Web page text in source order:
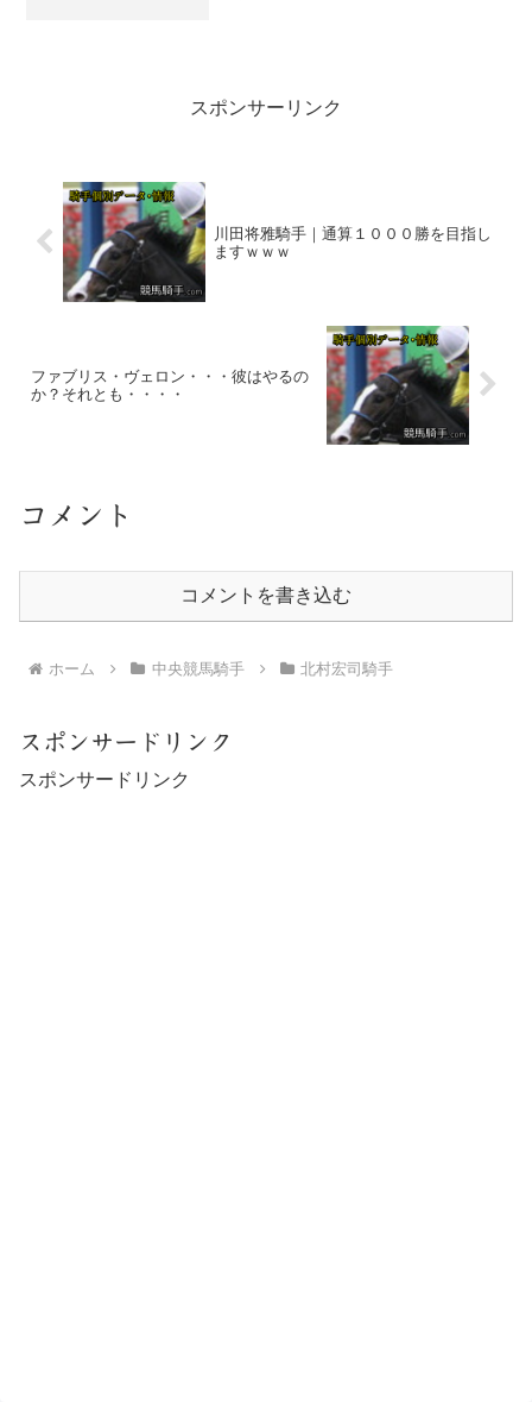
スポンサーリンク
川田将雅騎手｜通算１０００勝を目指し
ますｗｗｗ
ファブリス・ヴェロン・・・彼はやるの
か？それとも・・・・
コメント
コメントを書き込む
ホーム 中央競馬騎手 北村宏司騎手
スポンサードリンク
スポンサードリンク